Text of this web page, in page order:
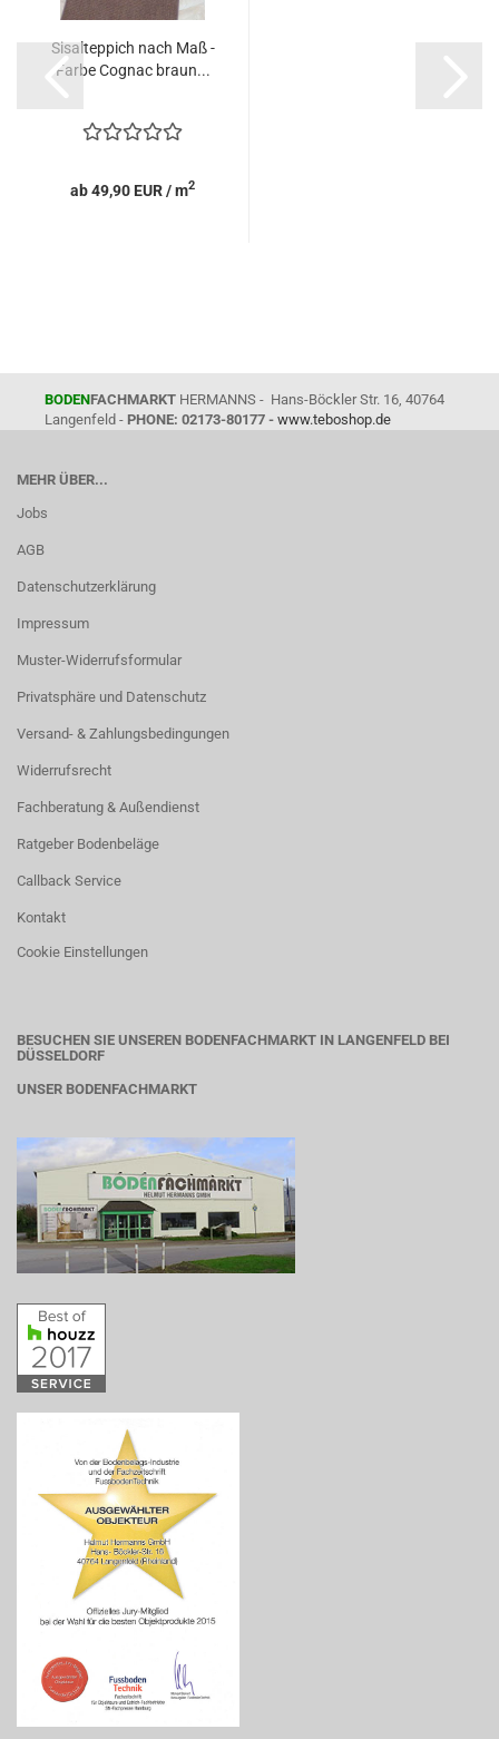
Sisalteppich nach Maß -
Farbe Cognac braun...
ab 49,90 EUR / m2
BODENFACHMARKT HERMANNS - Hans-Böckler Str. 16, 40764
Langenfeld - PHONE: 02173-80177 - www.teboshop.de
MEHR ÜBER...
Jobs
AGB
Datenschutzerklärung
Impressum
Muster-Widerrufsformular
Privatsphäre und Datenschutz
Versand- & Zahlungsbedingungen
Widerrufsrecht
Fachberatung & Außendienst
Ratgeber Bodenbeläge
Callback Service
Kontakt
Cookie Einstellungen
BESUCHEN SIE UNSEREN BODENFACHMARKT IN LANGENFELD BEI
DÜSSELDORF
UNSER BODENFACHMARKT